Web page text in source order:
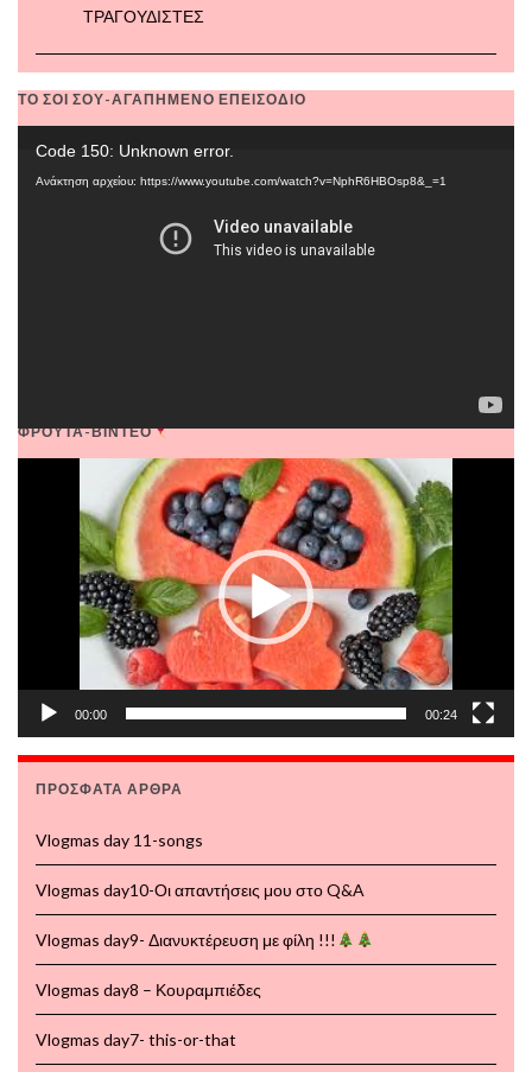
ΤΡΑΓΟΥΔΙΣΤΕΣ
ΤΟ ΣΟΙ ΣΟΥ-ΑΓΑΠΗΜΕΝΟ ΕΠΕΙΣΟΔΙΟ
Code 150: Unknown error.
Ανάκτηση αρχείου: https://www.youtube.com/watch?v=NphR6HBOsp8&_=1
ΦΡΟΥΤΑ-ΒΙΝΤΕΟ
Αναπαραγωγής
00:00 00:24
ΠΡΌΣΦΑΤΑ ΆΡΘΡΑ
Vlogmas day 11-songs
Vlogmas day10-Οι απαντήσεις μου στο Q&A
Vlogmas day9- Διανυκτέρευση με φίλη !!!
Vlogmas day8 – Κουραμπιέδες
Vlogmas day7- this-or-that